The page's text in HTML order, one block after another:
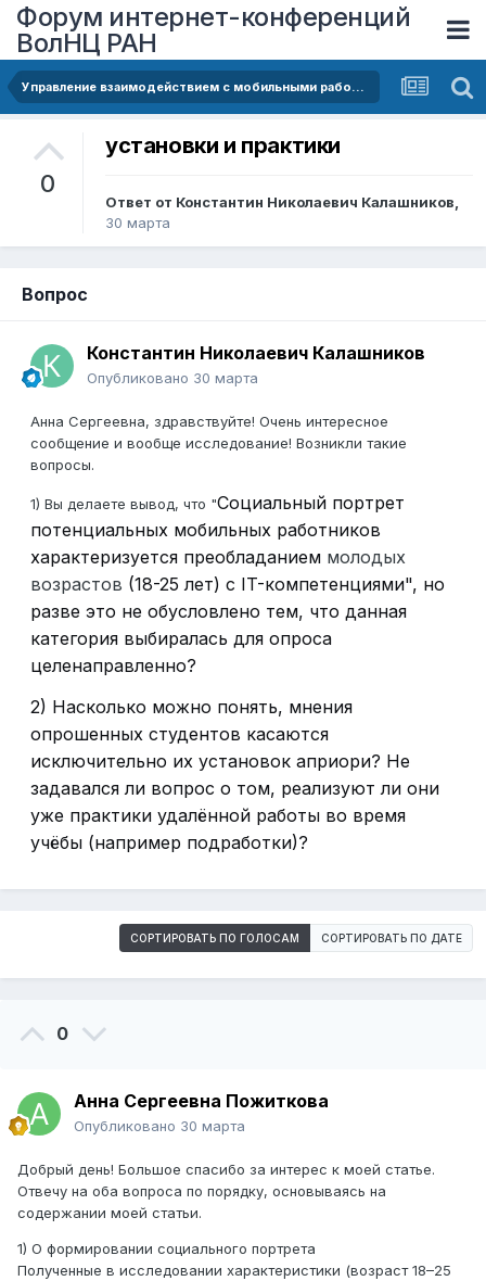
Форум интернет-конференций
ВолНЦ РАН
Управление взаимодействием с мобильными работниками: социальный портрет и стратегия адаптации принимающих сообществ
0
установки и практики
Ответ от Константин Николаевич Калашников,
30 марта
Вопрос
Константин Николаевич Калашников
Опубликовано 30 марта
Анна Сергеевна, здравствуйте! Очень интересное
сообщение и вообще исследование! Возникли такие
вопросы.
1) Вы делаете вывод, что "Социальный портрет
потенциальных мобильных работников
характеризуется преобладанием молодых
возрастов (18-25 лет) с IT-компетенциями", но
разве это не обусловлено тем, что данная
категория выбиралась для опроса
целенаправленно?
2) Насколько можно понять, мнения
опрошенных студентов касаются
исключительно их установок априори? Не
задавался ли вопрос о том, реализуют ли они
уже практики удалённой работы во время
учёбы (например подработки)?
СОРТИРОВАТЬ ПО ГОЛОСАМ СОРТИРОВАТЬ ПО ДАТЕ
0
Анна Сергеевна Пожиткова
Опубликовано 30 марта
Добрый день! Большое спасибо за интерес к моей статье.
Отвечу на оба вопроса по порядку, основываясь на
содержании моей статьи.
1) О формировании социального портрета
Полученные в исследовании характеристики (возраст 18–25